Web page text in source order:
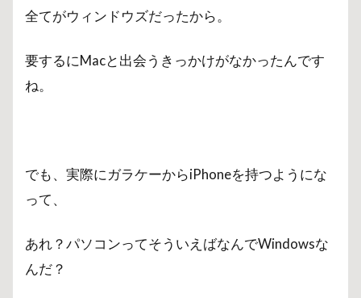
全てがウィンドウズだったから。
要するにMacと出会うきっかけがなかったんです
ね。
でも、実際にガラケーからiPhoneを持つようにな
って、
あれ？パソコンってそういえばなんでWindowsな
んだ？